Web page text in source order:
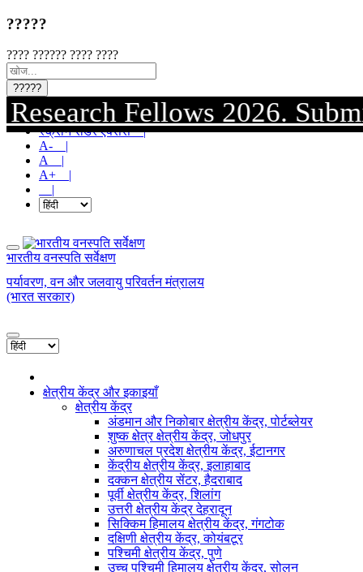
?????
???? ?????? ???? ????
?????
Fellows 2026.
मुख्य सामग्री पर जाएं |
स्क्रीन रीडर एक्सेस |
A- |
A |
A+ |
|
भारतीय वनस्पति सर्वेक्षण
पर्यावरण, वन और जलवायु परिवर्तन मंत्रालय
(भारत सरकार)
क्षेत्रीय केंद्र और इकाइयाँ
क्षेत्रीय केंद्र
अंडमान और निकोबार क्षेत्रीय केंद्र, पोर्टब्लेयर
शुष्क क्षेत्र क्षेत्रीय केंद्र, जोधपुर
अरुणाचल प्रदेश क्षेत्रीय केंद्र, ईटानगर
केंद्रीय क्षेत्रीय केंद्र, इलाहाबाद
दक्कन क्षेत्रीय सेंटर, हैदराबाद
पूर्वी क्षेत्रीय केंद्र, शिलांग
उत्तरी क्षेत्रीय केंद्र देहरादून
सिक्किम हिमालय क्षेत्रीय केंद्र, गंगटोक
दक्षिणी क्षेत्रीय केंद्र, कोयंबटूर
पश्चिमी क्षेत्रीय केंद्र, पुणे
उच्च पश्चिमी हिमालय क्षेत्रीय केंद्र, सोलन